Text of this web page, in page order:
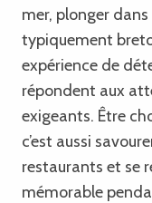
mer, plonger dans
typiquement
expérience de
répondent aux
exigeants. Être
c’est aussi
restaurants et se
mémorable